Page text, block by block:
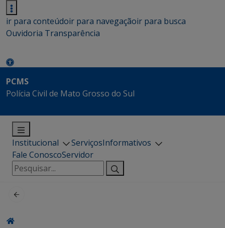
ir para conteúdoir para navegaçãoir para busca
Ouvidoria Transparência
PCMS
Polícia Civil de Mato Grosso do Sul
Institucional ServiçosInformativos
Fale ConoscoServidor
Pesquisar
por: